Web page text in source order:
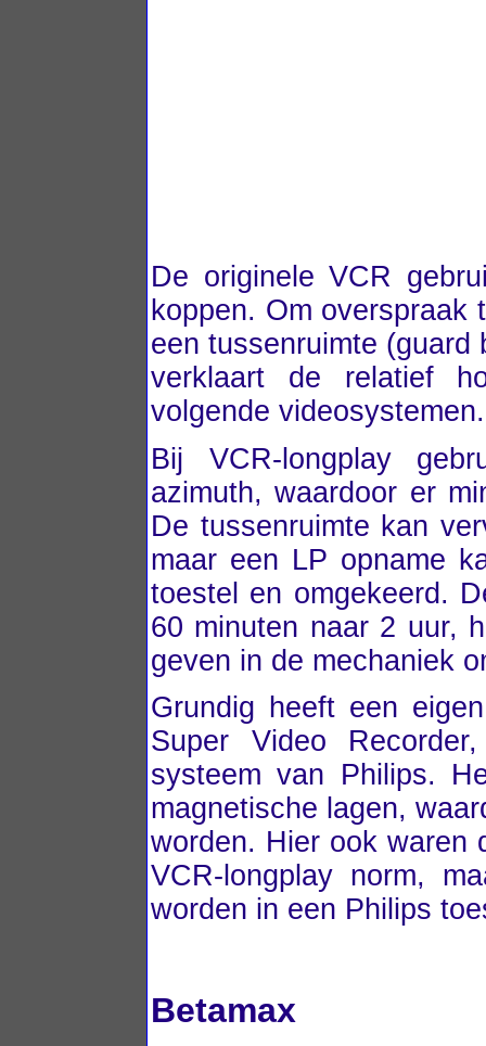
De originele VCR
koppen. Om
een tussenruimte
verklaart de relatief
volgende videosystemen.
Bij VCR-longplay
azimuth, waardoor er
De tussenruimte kan
maar een LP opname
toestel en omgekeerd.
60 minuten naar 2 uur,
geven in de mechaniek
Grundig heeft een
Super Video
systeem van Philips.
magnetische lagen,
worden. Hier ook waren
VCR-longplay norm,
worden in een Philips
Betamax